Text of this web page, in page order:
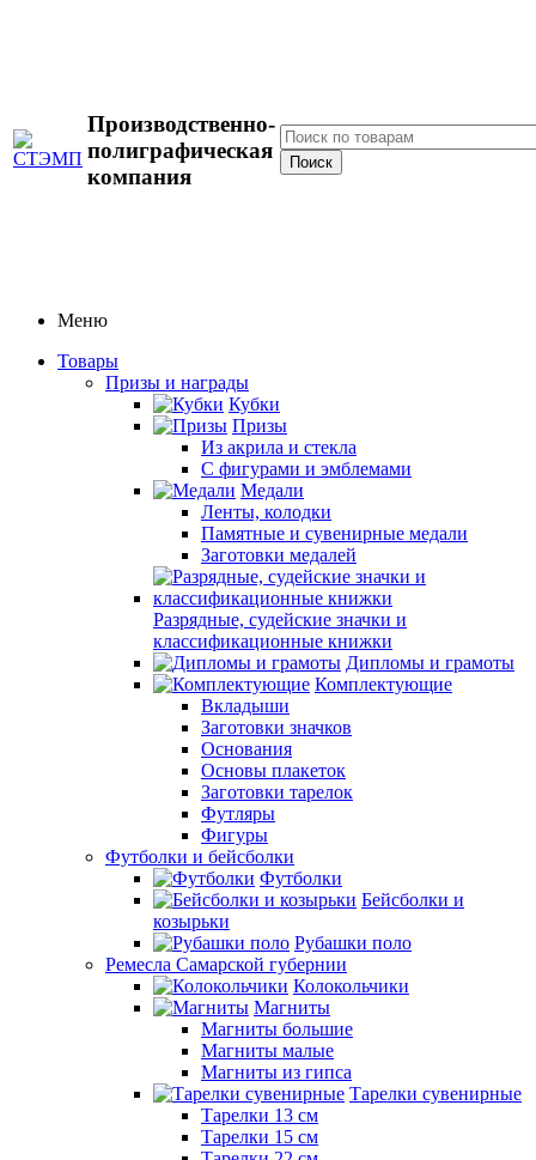
Производственно-
полиграфическая
компания
Меню
Товары
Призы и награды
Кубки
Призы
Из акрила и стекла
С фигурами и эмблемами
Медали
Ленты, колодки
Памятные и сувенирные медали
Заготовки медалей
Разрядные, судейские значки и
классификационные книжки
Дипломы и грамоты
Комплектующие
Вкладыши
Заготовки значков
Основания
Основы плакеток
Заготовки тарелок
Футляры
Фигуры
Футболки и бейсболки
Футболки
Бейсболки и
козырьки
Рубашки поло
Ремесла Самарской губернии
Колокольчики
Магниты
Магниты большие
Магниты малые
Магниты из гипса
Тарелки сувенирные
Тарелки 13 см
Тарелки 15 см